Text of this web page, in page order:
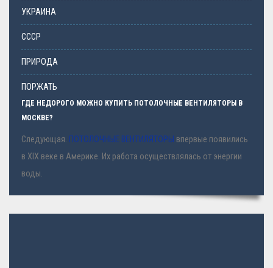
УКРАИНА
СССР
ПРИРОДА
ПОРЖАТЬ
ГДЕ НЕДОРОГО МОЖНО КУПИТЬ ПОТОЛОЧНЫЕ ВЕНТИЛЯТОРЫ В
МОСКВЕ?
Следующая. ПОТОЛОЧНЫЕ ВЕНТИЛЯТОРЫ впервые появились
в XIX веке в Америке. Их работа осуществлялась от энергии
воды.